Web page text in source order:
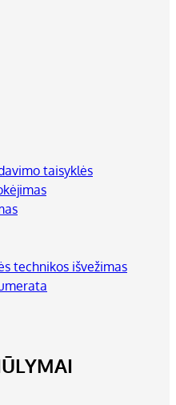
taisyklės
technikos išvežimas